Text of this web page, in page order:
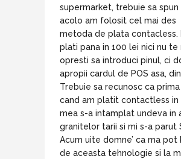
supermarket, trebuie sa spun
acolo am folosit cel mai des
metoda de plata contacless.
plati pana in 100 lei nici nu te
opresti sa introduci pinul, ci
apropii cardul de POS asa,
Trebuie sa recunosc ca
cand am platit contactless in
mea s-a intamplat undeva in
granitelor tarii si mi s-a parut
Acum uite domne’ ca ma pot
de aceasta tehnologie si la